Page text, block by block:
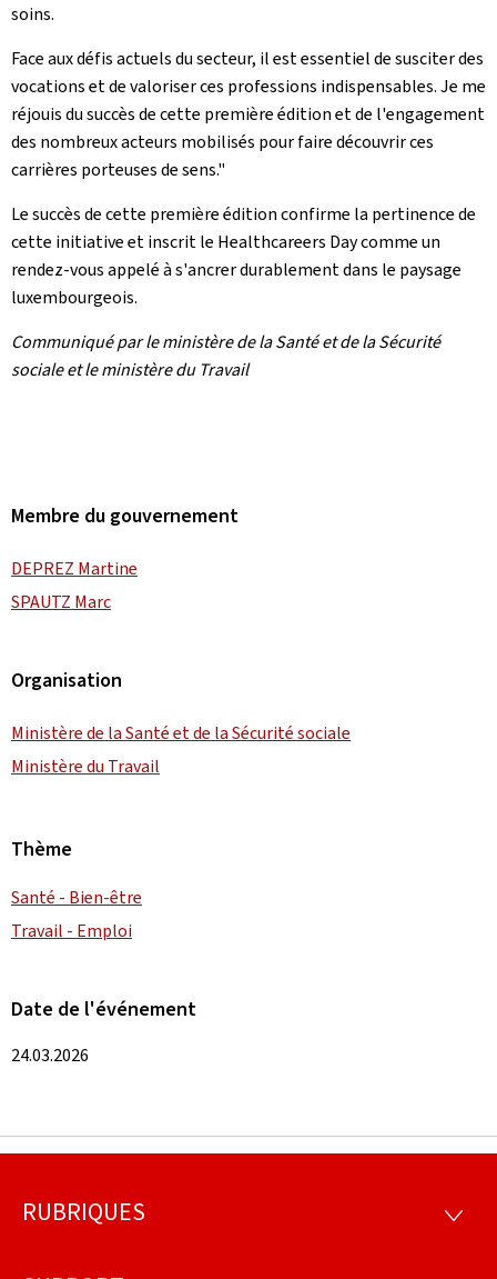
soins.
Face aux défis actuels du secteur, il est essentiel de susciter des
vocations et de valoriser ces professions indispensables. Je me
réjouis du succès de cette première édition et de l'engagement
des nombreux acteurs mobilisés pour faire découvrir ces
carrières porteuses de sens."
Le succès de cette première édition confirme la pertinence de
cette initiative et inscrit le Healthcareers Daycomme un
rendez-vous appelé à s'ancrer durablement dans le paysage
luxembourgeois.
Communiqué par le ministère de la Santé et de la Sécurité
sociale et le ministère du Travail
Membre du gouvernement
DEPREZ Martine
SPAUTZ Marc
Organisation
Ministère de la Santé et de la Sécurité sociale
Ministère du Travail
Thème
Santé - Bien-être
Travail - Emploi
Date de l'événement
24.03.2026
Pied
RUBRIQUES